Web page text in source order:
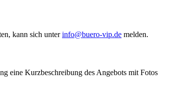
kann sich unterinfo@buero-vip.de melden.
eine Kurzbeschreibung des Angebots mit Fotos